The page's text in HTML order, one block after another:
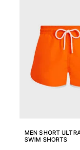
MEN SHORT
SWIM SHORTS